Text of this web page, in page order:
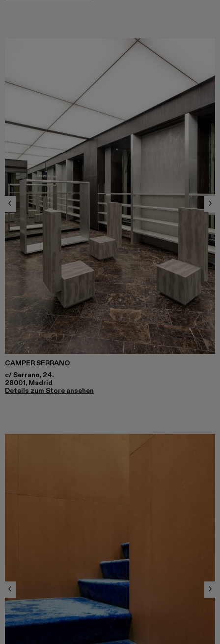
CAMPER SERRANO
c/ Serrano, 24.
28001, Madrid
Details zum Store ansehen